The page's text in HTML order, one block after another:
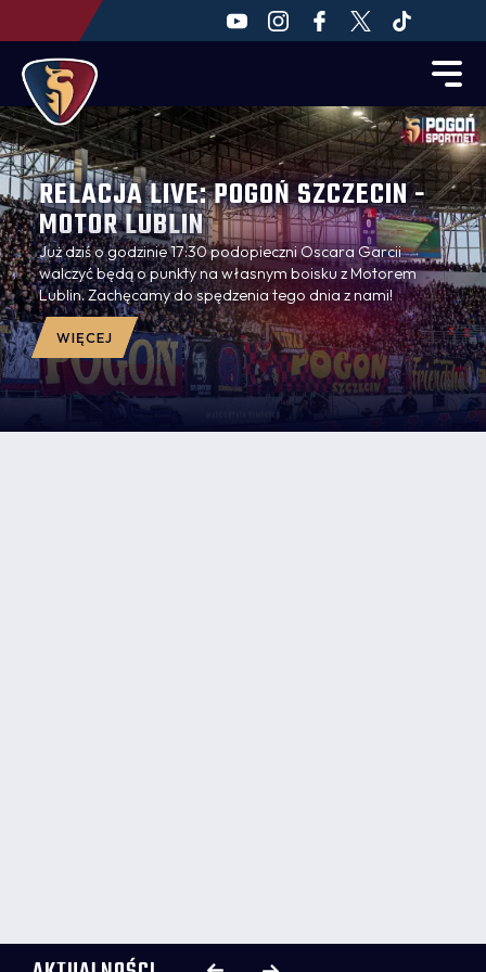
RELACJA LIVE: POGOŃ SZCZECIN -
MOTOR LUBLIN
Już dziś o godzinie 17:30 podopieczni Oscara Garcii
walczyć będą o punkty na własnym boisku z Motorem
Lublin. Zachęcamy do spędzenia tego dnia z nami!
WIĘCEJ